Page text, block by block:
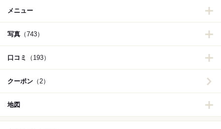
メニュー
写真 （743）
口コミ （193）
クーポン （2）
地図